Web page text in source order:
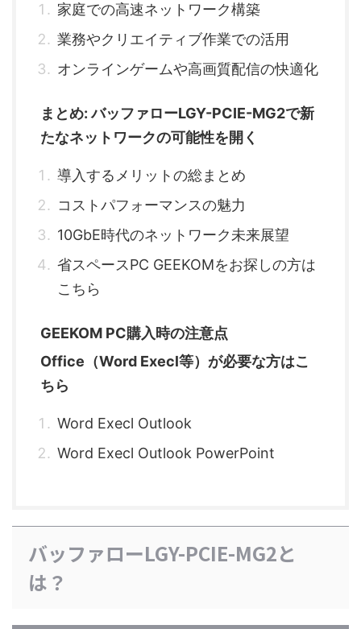
家庭での高速ネットワーク構築
業務やクリエイティブ作業での活用
オンラインゲームや高画質配信の快適化
まとめ: バッファローLGY-PCIE-MG2で新
たなネットワークの可能性を開く
導入するメリットの総まとめ
コストパフォーマンスの魅力
10GbE時代のネットワーク未来展望
省スペースPC GEEKOMをお探しの方は
こちら
GEEKOM PC購入時の注意点
Office（Word Execl等）が必要な方はこ
ちら
Word Execl Outlook
Word Execl Outlook PowerPoint
バッファローLGY-PCIE-MG2と
は？